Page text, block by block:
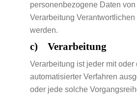
personenbezogene Daten
Verarbeitung Verantwortlichen
werden.
c) Verarbeitung
Verarbeitung ist jeder mit oder
automatisierter Verfahren
oder jede solche